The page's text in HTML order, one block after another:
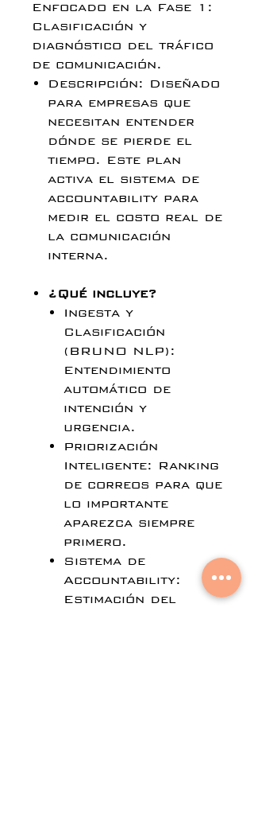
Enfocado en la Fase 1:
Clasificación y
diagnóstico del tráfico
de comunicación.
Descripción: Diseñado
para empresas que
necesitan entender
dónde se pierde el
tiempo. Este plan
activa el sistema de
accountability para
medir el costo real de
la comunicación
interna.
¿Qué incluye?
Ingesta y
Clasificación
(BRUNO NLP):
Entendimiento
automático de
intención y
urgencia.
Priorización
Inteligente: Ranking
de correos para que
lo importante
aparezca siempre
primero.
Sistema de
Accountability:
Estimación del